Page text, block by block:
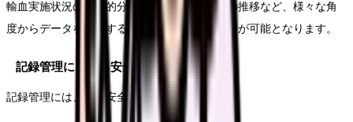
輸血実施状況の統計的分析や、副反応発生率の推移など、様々な角
度からデータを活用することで、継続的な改善が可能となります。
記録管理における安全対策
記録管理には、医療安全の観点も重要です。